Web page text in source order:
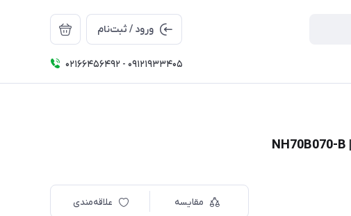
ورود / ثبت‌نام
02166456492 - 09121933405
مقایسه علاقه‌مندی